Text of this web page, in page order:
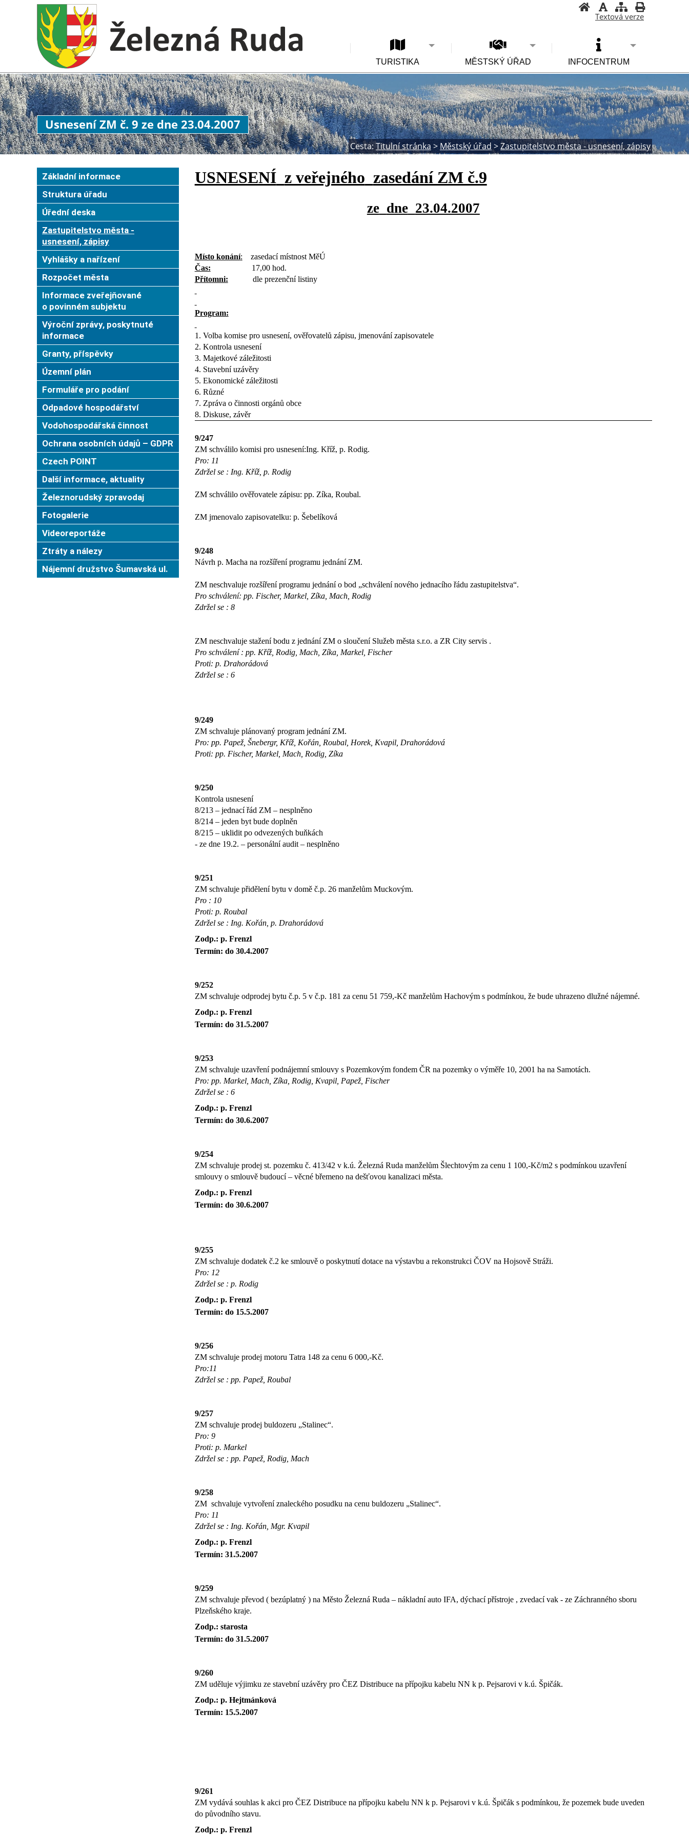
Textová verze
TURISTIKA MĚSTSKÝ ÚŘAD INFOCENTRUM
Usnesení ZM č. 9 ze dne 23.04.2007
Cesta:Titulní stránka > Městský úřad>Zastupitelstvo města - usnesení, zápisy
Základní informace
Struktura úřadu
Úřední deska
Zastupitelstvo města -
usnesení, zápisy
Vyhlášky a nařízení
Rozpočet města
Informace zveřejňované
o povinném subjektu
Výroční zprávy, poskytnuté
informace
Granty, příspěvky
Územní plán
Formuláře pro podání
Odpadové hospodářství
Vodohospodářská činnost
Ochrana osobních údajů – GDPR
Czech POINT
Další informace, aktuality
Železnorudský zpravodaj
Fotogalerie
Videoreportáže
Ztráty a nálezy
Nájemní družstvo Šumavská ul.
USNESENÍ z veřejného zasedání ZM č.9
ze dne 23.04.2007
Místo konání:
zasedací místnost MěÚ
Čas:
17,00 hod.
Přítomni:
dle prezenční listiny
Program:
1. Volba komise pro usnesení, ověřovatelů zápisu, jmenování zapisovatele
2. Kontrola usnesení
3. Majetkové záležitosti
4. Stavební uzávěry
5. Ekonomické záležitosti
6. Různé
7. Zpráva o činnosti orgánů obce
8. Diskuse, závěr
9/247
ZM schválilo komisi pro usnesení:Ing. Kříž, p. Rodig.
Pro: 11
Zdržel se : Ing. Kříž, p. Rodig
ZM schválilo ověřovatele zápisu: pp. Zíka, Roubal.
ZM jmenovalo zapisovatelku: p. Šebelíková
9/248
Návrh p. Macha na rozšíření programu jednání ZM.
ZM neschvaluje rozšíření programu jednání o bod „schválení nového jednacího řádu zastupitelstva“.
Pro schválení: pp. Fischer, Markel, Zíka, Mach, Rodig
Zdržel se : 8
ZM neschvaluje stažení bodu z jednání ZM o sloučení Služeb města s.r.o. a ZR City servis .
Pro schválení : pp. Kříž, Rodig, Mach, Zíka, Markel, Fischer
Proti: p. Drahorádová
Zdržel se : 6
9/249
ZM schvaluje plánovaný program jednání ZM.
Pro: pp. Papež, Šnebergr, Kříž, Kořán, Roubal, Horek, Kvapil, Drahorádová
Proti: pp. Fischer, Markel, Mach, Rodig, Zíka
9/250
Kontrola usnesení
8/213 – jednací řád ZM – nesplněno
8/214 – jeden byt bude doplněn
8/215 – uklidit po odvezených buňkách
- ze dne 19.2. – personální audit – nesplněno
9/251
ZM schvaluje přidělení bytu v domě č.p. 26 manželům Muckovým.
Pro : 10
Proti: p. Roubal
Zdržel se : Ing. Kořán, p. Drahorádová
Zodp.: p. Frenzl
Termín: do 30.4.2007
9/252
ZM schvaluje odprodej bytu č.p. 5 v č.p. 181 za cenu 51 759,-Kč manželům Hachovým s podmínkou, že bude uhrazeno dlužné nájemné.
Zodp.: p. Frenzl
Termín: do 31.5.2007
9/253
ZM schvaluje uzavření podnájemní smlouvy s Pozemkovým fondem ČR na pozemky o výměře 10, 2001 ha na Samotách.
Pro: pp. Markel, Mach, Zíka, Rodig, Kvapil, Papež, Fischer
Zdržel se : 6
Zodp.: p. Frenzl
Termín: do 30.6.2007
9/254
ZM schvaluje prodej st. pozemku č. 413/42 v k.ú. Železná Ruda manželům Šlechtovým za cenu 1 100,-Kč/m2 s podmínkou uzavření
smlouvy o smlouvě budoucí – věcné břemeno na dešťovou kanalizaci města.
Zodp.: p. Frenzl
Termín: do 30.6.2007
9/255
ZM schvaluje dodatek č.2 ke smlouvě o poskytnutí dotace na výstavbu a rekonstrukci ČOV na Hojsově Stráži.
Pro: 12
Zdržel se : p. Rodig
Zodp.: p. Frenzl
Termín: do 15.5.2007
9/256
ZM schvaluje prodej motoru Tatra 148 za cenu 6 000,-Kč.
Pro:11
Zdržel se : pp. Papež, Roubal
9/257
ZM schvaluje prodej buldozeru „Stalinec“.
Pro: 9
Proti: p. Markel
Zdržel se : pp. Papež, Rodig, Mach
9/258
ZM schvaluje vytvoření znaleckého posudku na cenu buldozeru „Stalinec“.
Pro: 11
Zdržel se : Ing. Kořán, Mgr. Kvapil
Zodp.: p. Frenzl
Termín: 31.5.2007
9/259
ZM schvaluje převod ( bezúplatný ) na Město Železná Ruda – nákladní auto IFA, dýchací přístroje , zvedací vak - ze Záchranného sboru
Plzeňského kraje.
Zodp.: starosta
Termín: do 31.5.2007
9/260
ZM uděluje výjimku ze stavební uzávěry pro ČEZ Distribuce na přípojku kabelu NN k p. Pejsarovi v k.ú. Špičák.
Zodp.: p. Hejtmánková
Termín: 15.5.2007
9/261
ZM vydává souhlas k akci pro ČEZ Distribuce na přípojku kabelu NN k p. Pejsarovi v k.ú. Špičák s podmínkou, že pozemek bude uveden
do původního stavu.
Zodp.: p. Frenzl